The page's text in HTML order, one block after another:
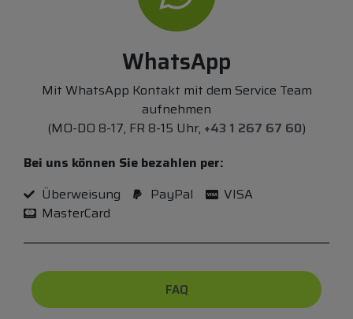
WhatsApp
Mit WhatsApp Kontakt mit dem Service Team
aufnehmen
(MO-DO 8-17, FR 8-15 Uhr, +43 1 267 67 60)
Bei uns können Sie bezahlen per:
Überweisung
PayPal
VISA
MasterCard
FAQ